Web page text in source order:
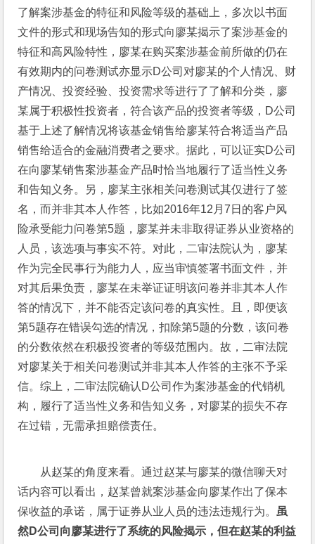
了解案涉基金的特征和风险等级的基础上，多次以书面
文件的形式和现场告知的形式向廖某揭示了案涉基金的
特征和高风险特性，廖某在购买案涉基金前所做的仍在
有效期内的问卷测试亦显示D公司对廖某的个人情况、财
产情况、投资经验、投资需求等进行了了解和分类，廖
某属于积极性投资者，符合该产品的投资者等级，D公司
基于上述了解情况将该基金销售给廖某符合将适当产品
销售给适合的金融消费者之要求。据此，可以证实D公司
在向廖某销售案涉基金产品时恰当地履行了适当性义务
和告知义务。另，廖某主张相关问卷测试其仅进行了签
名，而并非其本人作答，比如2016年12月7日的客户风
险承受能力问卷第5题，廖某并未非取得证券从业资格的
人员，该选项与事实不符。对此，二审法院认为，廖某
作为完全民事行为能力人，应当审慎签署书面文件，并
对其后果负责，廖某在未举证证明该问卷并非其本人作
答的情况下，并不能否定该问卷的真实性。且，即便该
第5题存在错误勾选的情况，扣除第5题的分数，该问卷
的分数依然在积极投资者的等级范围内。故，二审法院
对廖某关于相关问卷测试并非其本人作答的主张不予采
信。综上，二审法院确认D公司作为案涉基金的代销机
构，履行了适当性义务和告知义务，对廖某的损失不存
在过错，无需承担赔偿责任。
从赵某的角度来看。通过赵某与廖某的微信聊天对
话内容可以看出，赵某曾就案涉基金向廖某作出了保本
保收益的承诺，属于证券从业人员的违法违规行为。 虽
然D公司向廖某进行了系统的风险揭示，但在赵某的利益